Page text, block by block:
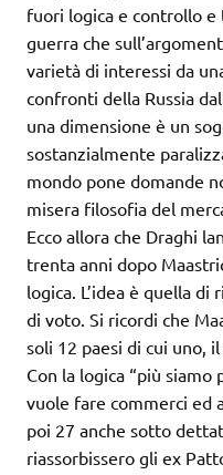
fuori logica e controllo e
guerra che
varietà di interessi da
confronti della Russia
una dimensione è un
sostanzialmente
mondo pone domande
misera filosofia del
Ecco allora che Draghi
trenta anni dopo
logica. L’idea è quella
di voto. Si ricordi che
soli 12 paesi di cui uno,
Con la logica “più
vuole fare commerci ed
poi 27 anche sotto
riassorbissero gli ex